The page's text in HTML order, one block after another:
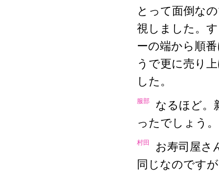
とって面倒な
視しました。
ーの端から順
うで更に売り
した。
服部
なるほど。
ったでしょう。
村田
お寿司屋さ
同じなのです